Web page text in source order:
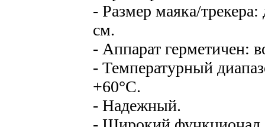
- Размер маяка/
см.
- Аппарат герметичен:
- Температурный
+60°С.
- Надежный.